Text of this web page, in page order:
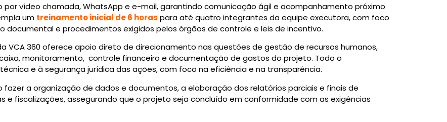
chamada, WhatsApp e e-mail, garantindo comunicação ágil e acompanhamento próximo
um treinamento inicial de 6 horas para até quatro integrantes da equipe executora, com foco
documental e procedimentos exigidos pelos órgãos de controle e leis de incentivo.
oferece apoio direto de direcionamento nas questões de gestão de recursos humanos,
monitoramento, controle financeiro e documentação de gastos do projeto. Todo o
e à segurança jurídica das ações, com foco na eficiência e na transparência.
de dados e documentos, a elaboração dos relatórios parciais e finais de
fiscalizações, assegurando que o projeto seja concluído em conformidade com as exigências